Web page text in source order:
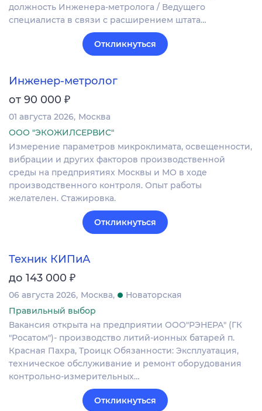
должность Инженера-метролога / Ведущего
специалиста в связи с расширением штата…
Откликнуться
Инженер-метролог
от 90 000 ₽
01 августа 2026 Москва
ООО "ЭКОЖИЛСЕРВИС"
Измерение параметров микроклимата, освещенности,
вибрации и других факторов производственной
среды на предприятиях Москвы и МО в ходе
производственного контроля. Опыт работы
желателен. Стажировка.
Откликнуться
Техник КИПиА
до 143 000 ₽
06 августа 2026 Москва
Новаторская
Правильный выбор
Вакансия открыта на предприятии ООО"РЭНЕРА" (ГК
"Росатом")- производство литий-ионных батарей п.
Красная Пахра, Троицк Обязанности: Эксплуатация,
техническое обслуживание и ремонт оборудования
контрольно-измерительных…
Откликнуться